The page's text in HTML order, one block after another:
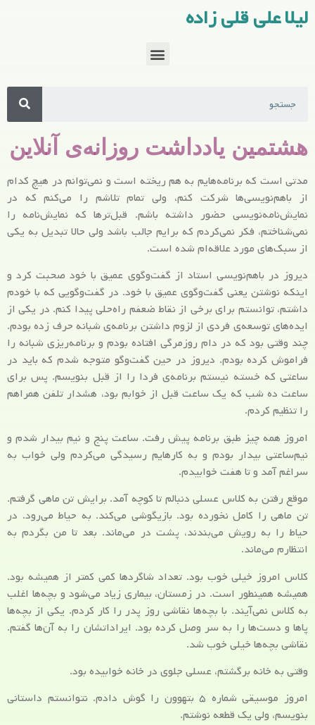
لیلا علی قلی زاده
هشتمین یادداشت روزانه‌ی آنلاین
مدتی است که برنامه‌هایم به هم ریخته است و نمی‌توانم در هیچ کدام
از باهم‌نویسی‌ها شرکت کنم، ولی تمام تلاشم را می‌کنم که در
نمایش‌نامه‌نویسی حضور داشته باشم. قبل‌ترها که نمایش‌نامه را
نمی‌شناختم، فکر نمی‌کردم که برایم جالب باشد ولی حالا تبدیل به یکی
از سبک‌های مورد علاقه‌ام شده است.
دیروز در باهم‌نویسی استاد از گفت‌وگوی عمیق با خود صحبت کرد و
اینکه نوشتن یعنی گفت‌وگوی عمیق با خود. در گفت‌وگویی که با خودم
داشتم، توانستم برای برخی از نقاط ضعفم راه‌حلی پیدا کنم. در یکی از
ایده‌های توسعه‌ی فردی از لزوم داشتن برنامه‌ی شبانه حرف زده بودم.
چند وقتی بود که در دام روزمرگی افتاده بودم و برنامه‌ریزی شبانه را
فراموش کرده بودم. دیروز در حین گفت‌وگو متوجه شدم که باید در
ساعتی که خسته نیستم برنامه‌ی فردا را از قبل بنویسم. پس برای
ساعت ده شب که یک ساعت قبل از خوابم بود، هشدار تلفن همراهم
را تنظیم کردم.
امروز همه چیز طبق برنامه پیش رفت. ساعت پنج و نیم بیدار شدم و
نیم‌ساعتی بیدار بودم و به کارهایم رسیدگی می‌کردم ولی خواب به
سراغم آمد و تا هفت خوابیدم.
موقع رفتن به کلاس عسلی دنبالم تا کوچه آمد. برایش تن ماهی گرفتم.
تن ماهی را کامل نخورده بود. بازیگوشی می‌کند. به حیاط می‌رود. در
حیاط را به رویش می‌بندند، پشت در می‌ماند. بعد تا من بگردم به
انتظارم می‌ماند.
کلاس امروز خیلی خوب بود. تعداد شاگردها کمی کمتر از همیشه بود.
همیشه همینطور است. در زمستان، بیماری‌ زیاد می‌شود و بچه‌ها اغلب
به کلاس نمی‌آیند. با بچه‌ها نقاشی روز پدر را کار کردم. یکی از بچه‌ها
پاها و دست‌ها را به سر وصل کرده بود. ایراداتشان را به آن‌ها گفتم.
نقاشی بچه‌ها خیلی خوب شد.
وقتی به خانه برگشتم، عسلی جلوی در خانه خوابیده بود.
امروز موسیقی شماره ۵ بتهوون را گوش دادم. نتوانستم داستانی
بنویسم، ولی یک قطعه نوشتم.